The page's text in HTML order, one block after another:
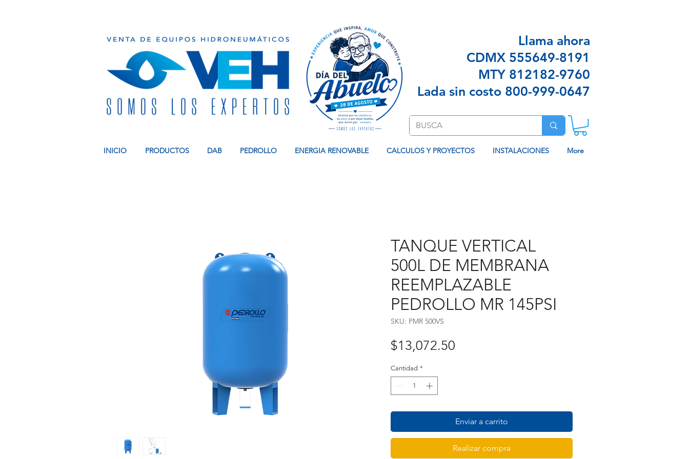
Llama ahora
CDMX 555649-8191
MTY 812182-9760
Lada sin costo 800-999-0647
INICIO PRODUCTOS DAB PEDROLLO ENERGIA RENOVABLE CALCULOS Y PROYECTOS INSTALACIONES More
TANQUE VERTICAL
500L DE MEMBRANA
REEMPLAZABLE
PEDROLLO MR 145PSI
SKU: PMR 500VS
$13,072.50
Cantidad *
Enviar a carrito
Realizar compra